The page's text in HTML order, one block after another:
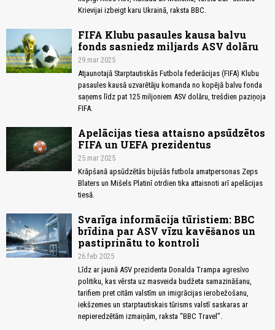
Krievijai izbeigt karu Ukrainā, raksta BBC.
FIFA Klubu pasaules kausa balvu
fonds sasniedz miljards ASV dolāru
29.mar 2025
Atjaunotajā Starptautiskās Futbola federācijas (FIFA) Klubu
pasaules kausā uzvarētāju komanda no kopējā balvu fonda
saņems līdz pat 125 miljoniem ASV dolāru, trešdien paziņoja
FIFA.
Apelācijas tiesa attaisno apsūdzētos
FIFA un UEFA prezidentus
25.mar 2025
Krāpšanā apsūdzētās bijušās futbola amatpersonas Zeps
Blaters un Mišels Platinī otrdien tika attaisnoti arī apelācijas
tiesā.
Svarīga informācija tūristiem: BBC
brīdina par ASV vīzu kavēšanos un
pastiprinātu to kontroli
26.feb 2025
Līdz ar jaunā ASV prezidenta Donalda Trampa agresīvo
politiku, kas vērsta uz masveida budžeta samazināšanu,
tarifiem pret citām valstīm un imigrācijas ierobežošanu,
iekšzemes un starptautiskais tūrisms valstī saskaras ar
nepieredzētām izmaiņām, raksta “BBC Travel”.